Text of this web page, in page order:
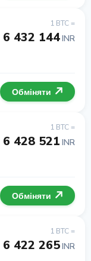
1 BTC =
6 432 144INR
Обміняти
1 BTC =
6 428 521 INR
Обміняти
1 BTC =
6 422 265INR